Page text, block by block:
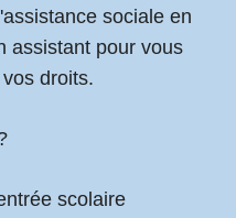
sociale en
assistant pour vous
droits.
scolaire